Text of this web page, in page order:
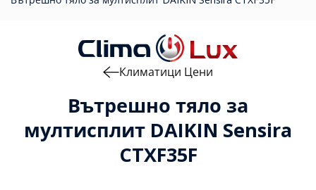
Вътрешно тяло за
мултисплит DAIKIN Sensira
CTXF35F
Климатици Цени